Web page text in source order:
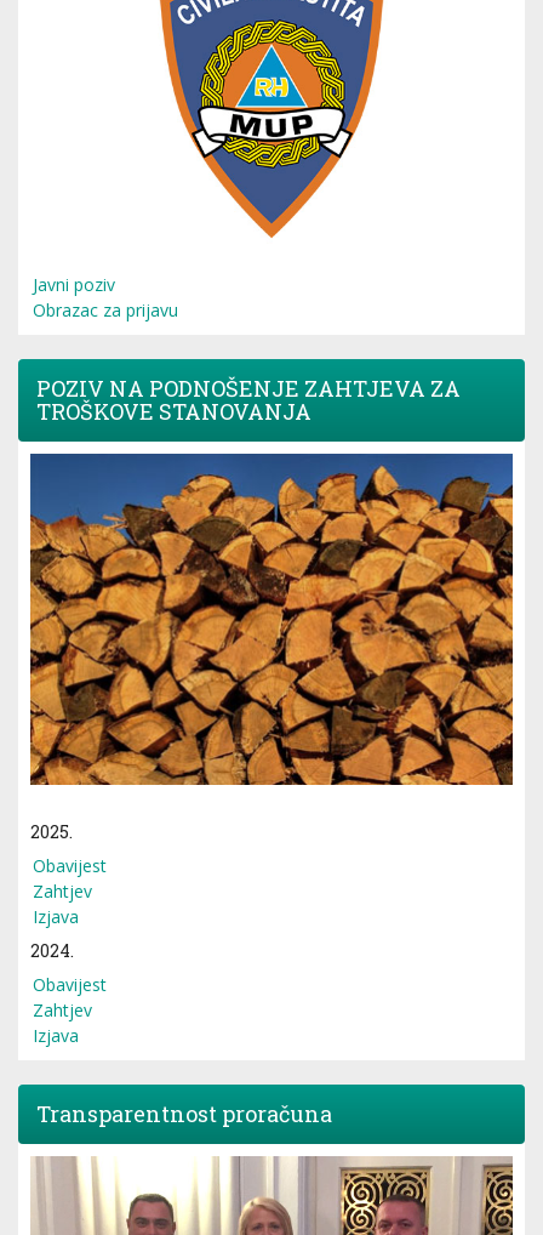
Javni poziv
Obrazac za prijavu
POZIV NA PODNOŠENJE ZAHTJEVA ZA
TROŠKOVE STANOVANJA
2025.
Obavijest
Zahtjev
Izjava
2024.
Obavijest
Zahtjev
Izjava
Transparentnost proračuna